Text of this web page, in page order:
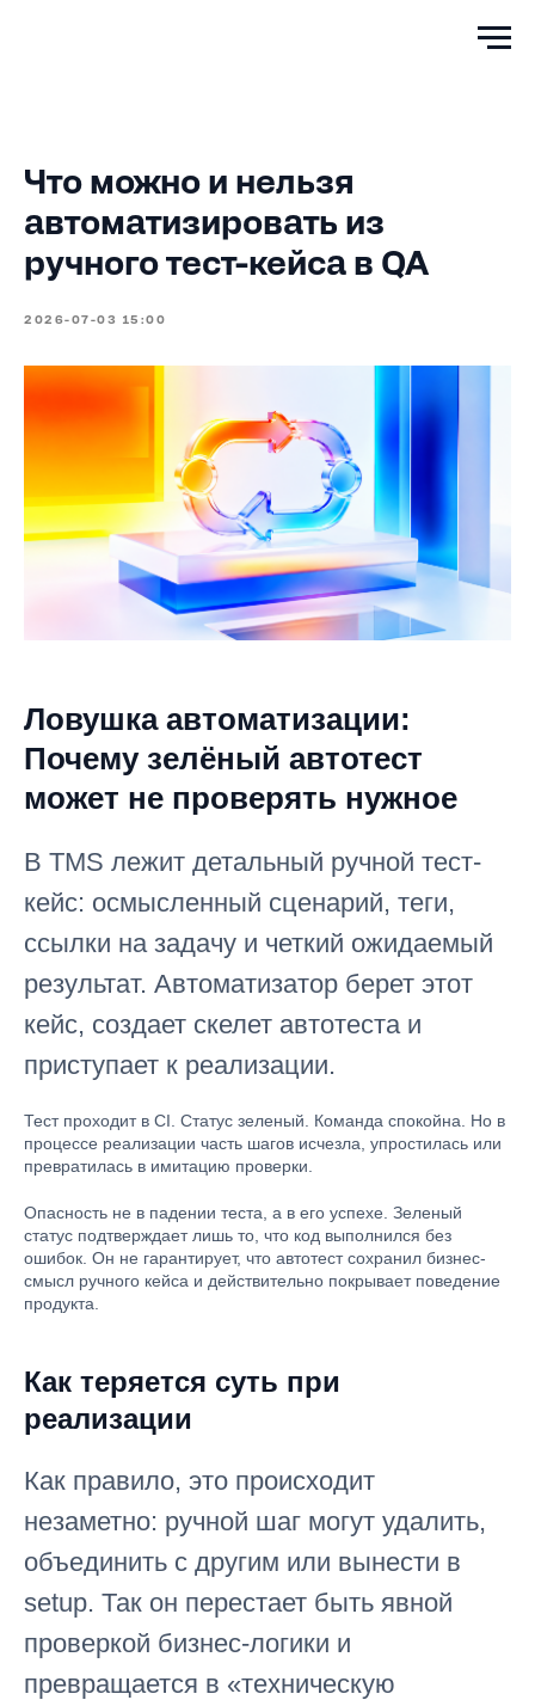
Что можно и нельзя
автоматизировать из
ручного тест-кейса в QA
2026-07-03 15:00
Ловушка автоматизации:
Почему зелёный автотест
может не проверять нужное
В TMS лежит детальный ручной тест-
кейс: осмысленный сценарий, теги,
ссылки на задачу и четкий ожидаемый
результат. Автоматизатор берет этот
кейс, создает скелет автотеста и
приступает к реализации.
Тест проходит в CI. Статус зеленый. Команда спокойна. Но в
процессе реализации часть шагов исчезла, упростилась или
превратилась в имитацию проверки.
Опасность не в падении теста, а в его успехе. Зеленый
статус подтверждает лишь то, что код выполнился без
ошибок. Он не гарантирует, что автотест сохранил бизнес-
смысл ручного кейса и действительно покрывает поведение
продукта.
Как теряется суть при
реализации
Как правило, это происходит
незаметно: ручной шаг могут удалить,
объединить с другим или вынести в
setup. Так он перестает быть явной
проверкой бизнес-логики и
превращается в «техническую